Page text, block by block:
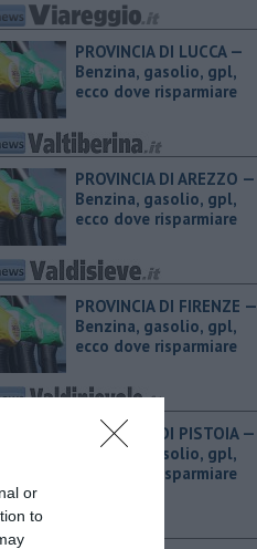
or
to
PROVINCIA DI LUCCA — ​
Benzina, gasolio, gpl,
ecco dove risparmiare
PROVINCIA DI AREZZO — ​
Benzina, gasolio, gpl,
ecco dove risparmiare
PROVINCIA DI FIRENZE — ​
Benzina, gasolio, gpl,
ecco dove risparmiare
PROVINCIA DI PISTOIA — ​
Benzina, gasolio, gpl,
ecco dove risparmiare